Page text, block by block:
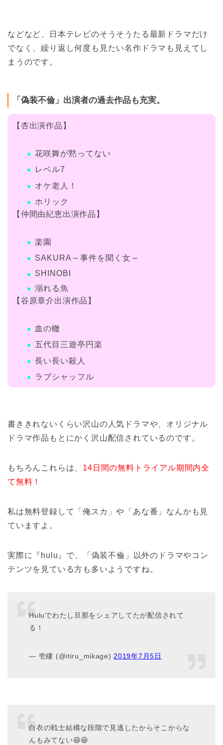
などなど、日本テレビのそうそうたる最新ドラマだけ
でなく、繰り返し何度も見たい名作ドラマも見えてし
まうのです。
「偽装不倫」出演者の過去作品も充実。
【杏出演作品】
花咲舞が黙ってない
レベル7
オケ老人！
ホリック
【仲間由紀恵出演作品】
楽園
SAKURA～事件を聞く女～
SHINOBI
溺れる魚
【谷原章介出演作品】
血の轍
五代目三遊亭円楽
長い長い殺人
ラブシャッフル
書ききれないくらい沢山の人気ドラマや、オリジナル
ドラマ作品もとにかく沢山配信されているのです。
もちろんこれらは、 14日間の無料トライアル期間内全
て無料！
私は無料登録して「俺スカ」や「あな番」なんかも見
ていますよ。
実際に『hulu』で、「偽装不倫」以外のドラマやコン
テンツを見ている方も多いようですね。
Huluでわたし旦那をシェアしてたが配信されて
る！
— 壱縷 (@itiru_mikage)2019年7月5日
白衣の戦士結構な段階で見逃したからそこからな
んもみてない😆😆